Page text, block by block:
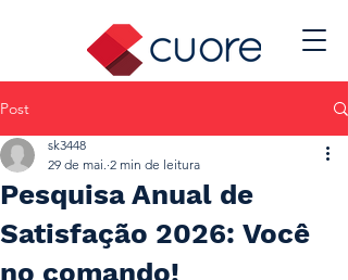
Post
Pesquisa Anual de
Satisfação 2026: Você
no comando!
sk3448
29 de mai. 2 min de leitura